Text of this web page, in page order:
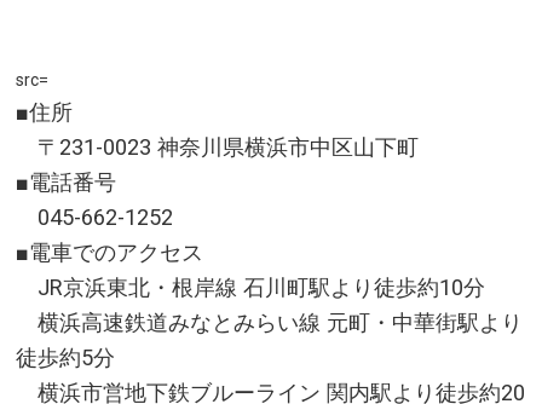
src=
■住所
〒231-0023 神奈川県横浜市中区山下町
■電話番号
045-662-1252
■電車でのアクセス
JR京浜東北・根岸線 石川町駅より徒歩約10分
横浜高速鉄道みなとみらい線 元町・中華街駅より
徒歩約5分
横浜市営地下鉄ブルーライン 関内駅より徒歩約20